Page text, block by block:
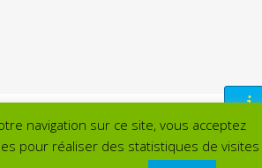
navigation sur ce site, vous acceptez
pour réaliser des statistiques de visites